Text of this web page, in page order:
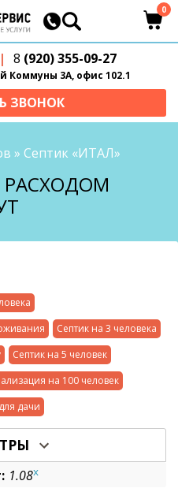
| 8 (920) 355-09-27
Коммуны 3А, офис 102.1
0
ЗВОНОК
» Септик «ИТАЛ»
РАСХОДОМ
Септик на 3 человека
Септик на 5 человек
на 100 человек
дачи
1.08x